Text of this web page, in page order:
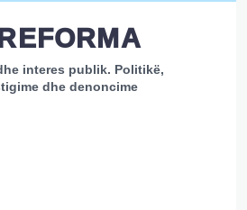
interes publik. Politikë,
dhe denoncime